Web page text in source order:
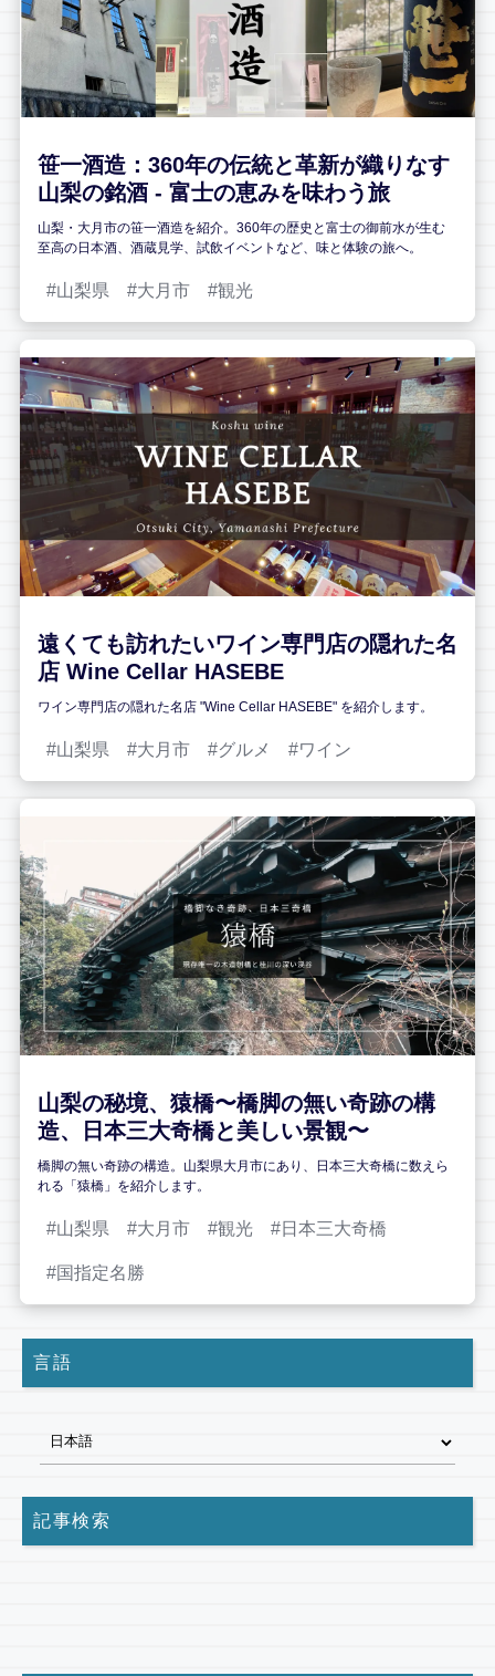
笹一酒造：360年の伝統と革新が織りなす
山梨の銘酒 - 富士の恵みを味わう旅
山梨・大月市の笹一酒造を紹介。360年の歴史と富士の御前水が生む
至高の日本酒、酒蔵見学、試飲イベントなど、味と体験の旅へ。
山梨県 大月市 観光
遠くても訪れたいワイン専門店の隠れた名
店 Wine Cellar HASEBE
ワイン専門店の隠れた名店 "Wine Cellar HASEBE" を紹介します。
山梨県 大月市 グルメ ワイン
山梨の秘境、猿橋〜橋脚の無い奇跡の構
造、日本三大奇橋と美しい景観〜
橋脚の無い奇跡の構造。山梨県大月市にあり、日本三大奇橋に数えら
れる「猿橋」を紹介します。
山梨県 大月市 観光 日本三大奇橋
国指定名勝
言語
記事検索